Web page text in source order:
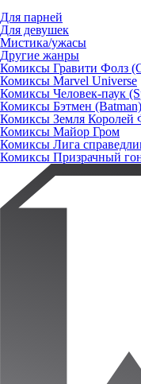
Для парней
Для девушек
Мистика/ужасы
Другие жанры
Комиксы Гравити Фолз
Комиксы Marvel Universe
Комиксы Человек-паук
Комиксы Бэтмен (Batman)
Комиксы Земля Королей
Комиксы Майор Гром
Комиксы Лига
Комиксы Призрачный